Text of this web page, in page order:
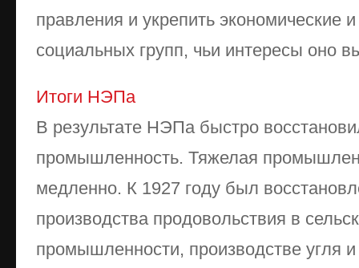
правления и укрепить экономические
социальных групп, чьи интересы оно
Итоги НЭПа
В результате НЭПа быстро
промышленность. Тяжелая
медленно. К 1927 году был
производства продовольствия в
промышленности, производстве угля